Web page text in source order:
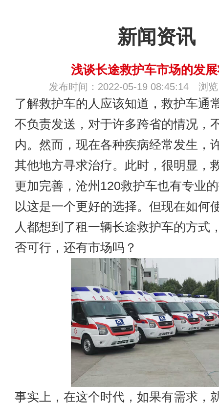
新闻资讯
浅谈长途救护车市场的发
发布时间：2022-05-19 08:45:14 浏览
了解救护车的人应该知道，救护车通
不负责发送，对于许多跨省的情况，
内。然而，现在各种疾病经常发生，
其他地方寻求治疗。此时，很明显，
更加完善， 沧州120救护车也有专业
以这是一个更好的选择。但现在如何
人都想到了租一辆长途救护车的方式
否可行，还有市场吗？
事实上，在这个时代，如果有需求，